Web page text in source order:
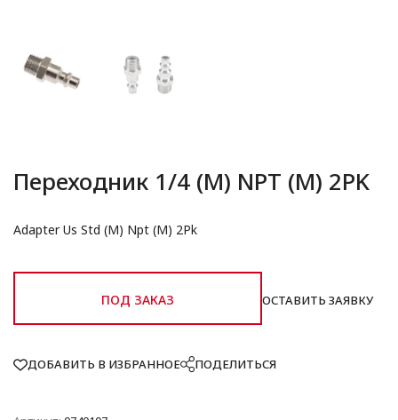
Переходник 1/4 (M) NPT (M) 2PK
Adapter Us Std (M) Npt (M) 2Pk
ПОД ЗАКАЗ ОСТАВИТЬ ЗАЯВКУ
ДОБАВИТЬ В ИЗБРАННОЕ ПОДЕЛИТЬСЯ